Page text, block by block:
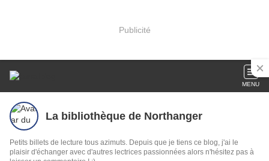
Publicité
MENU
La bibliothèque de Northanger
Petits billets de lecture tous azimuts. Depuis que je tiens ce blog, j'ai le
plaisir d'échanger avec d'autres lectrices passionnées alors n'hésitez pas à